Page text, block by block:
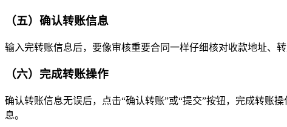
（五）确认转账信息
输入完转账信息后，要像审核重要合同一样仔细核对收款地址、
（六）完成转账操作
确认转账信息无误后，点击“确认转账”或“提交”按钮，完成转账
息。